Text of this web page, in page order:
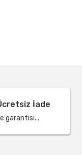
İade
garantisi...